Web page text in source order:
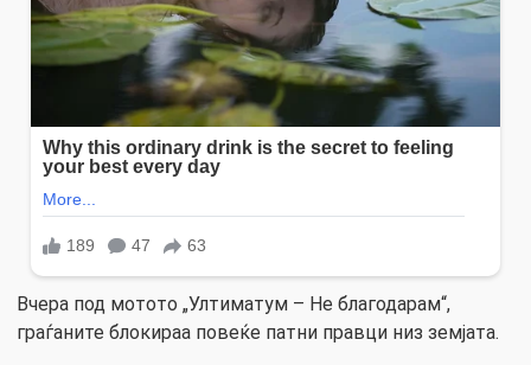
Вчера под мотото „Ултиматум – Не благодарам“,
граѓаните блокираа повеќе патни правци низ земјата.